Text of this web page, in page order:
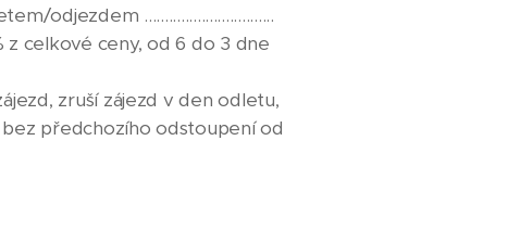
odjezdem ................................
z celkové ceny, od 6 do 3 dne
zruší zájezd v den odletu,
předchozího odstoupení od